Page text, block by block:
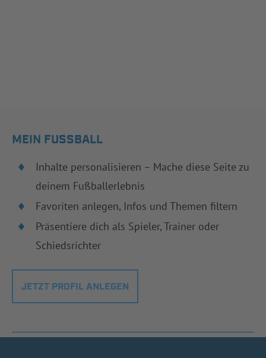
MEIN FUSSBALL
Inhalte personalisieren – Mache diese Seite zu
deinem Fußballerlebnis
Favoriten anlegen, Infos und Themen filtern
Präsentiere dich als Spieler, Trainer oder
Schiedsrichter
JETZT PROFIL ANLEGEN